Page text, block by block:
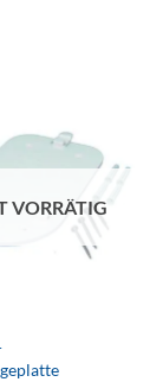
VORRÄTIG